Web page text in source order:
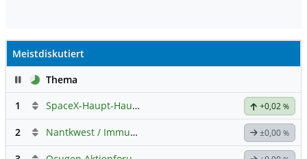
Meistdiskutiert
PauseThema
1
SpaceX-Haupt-Hauptforum +0,02 %
2 Nantkwest / Immunitybio -> IBRX ±0,00 %